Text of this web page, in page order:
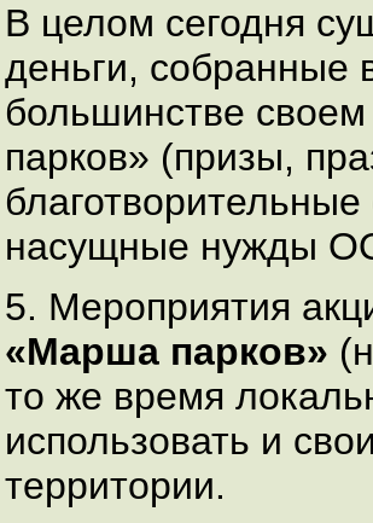
В целом сегодня
деньги, собранные
большинстве
парков» (призы,
насущные нужды
5. Мероприятия
«Марша парков»
то же время
использовать и
территории.